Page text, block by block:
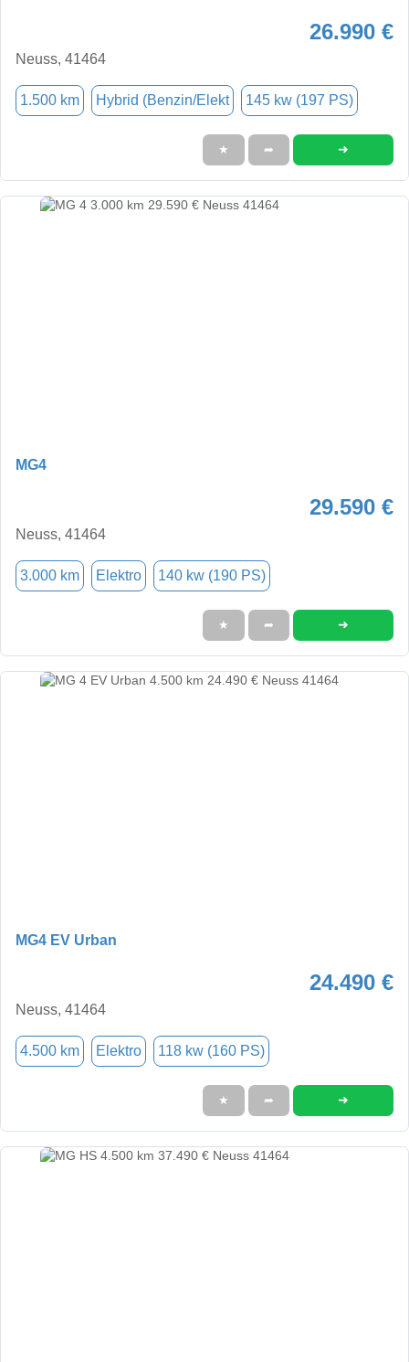
26.990 €
Neuss, 41464
1.500 km Hybrid (Benzin/Elekt 145 kw (197 PS)
★ ➦ ➜
MG4
29.590 €
Neuss, 41464
3.000 km Elektro 140 kw (190 PS)
★ ➦ ➜
MG4 EV Urban
24.490 €
Neuss, 41464
4.500 km Elektro 118 kw (160 PS)
★ ➦ ➜